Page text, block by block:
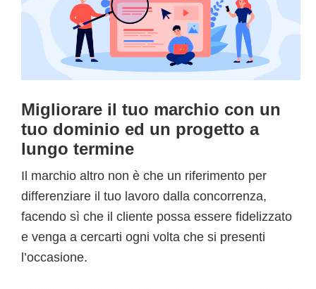
Migliorare il tuo marchio con un
tuo dominio ed un progetto a
lungo termine
Il marchio altro non è che un riferimento per
differenziare il tuo lavoro dalla concorrenza,
facendo sì che il cliente possa essere fidelizzato
e venga a cercarti ogni volta che si presenti
l’occasione.